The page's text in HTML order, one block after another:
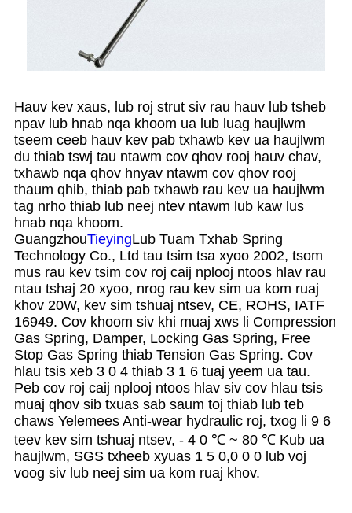
Hauv kev xaus, lub roj strut siv rau hauv lub tsheb
npav lub hnab nqa khoom ua lub luag haujlwm
tseem ceeb hauv kev pab txhawb kev ua haujlwm
du thiab tswj tau ntawm cov qhov rooj hauv chav,
txhawb nqa qhov hnyav ntawm cov qhov rooj
thaum qhib, thiab pab txhawb rau kev ua haujlwm
tag nrho thiab lub neej ntev ntawm lub kaw lus
hnab nqa khoom.
GuangzhouTieyingLub Tuam Txhab Spring
Technology Co., Ltd tau tsim tsa xyoo 2002, tsom
mus rau kev tsim cov roj caij nplooj ntoos hlav rau
ntau tshaj 20 xyoo, nrog rau kev sim ua kom ruaj
khov 20W, kev sim tshuaj ntsev, CE, ROHS, IATF
16949. Cov khoom siv khi muaj xws li Compression
Gas Spring, Damper, Locking Gas Spring, Free
Stop Gas Spring thiab Tension Gas Spring. Cov
hlau tsis xeb 3 0 4 thiab 3 1 6 tuaj yeem ua tau.
Peb cov roj caij nplooj ntoos hlav siv cov hlau tsis
muaj qhov sib txuas sab saum toj thiab lub teb
chaws Yelemees Anti-wear hydraulic roj, txog li 9 6
teev kev sim tshuaj ntsev, - 4 0 ℃ ~ 80 ℃ Kub ua
haujlwm, SGS txheeb xyuas 1 5 0,0 0 0 lub voj
voog siv lub neej sim ua kom ruaj khov.